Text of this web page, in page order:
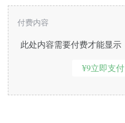
此处内容需要付费才能显示
¥9立即支付
付费内容